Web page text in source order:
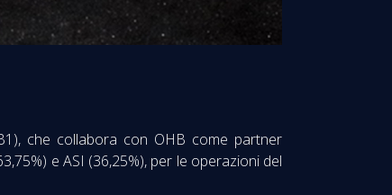
che collabora con OHB come partner
e ASI (36,25%), per le operazioni del